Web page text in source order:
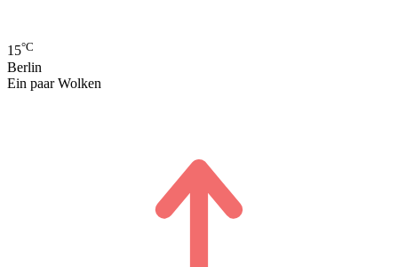
15°C
Berlin
Ein paar Wolken